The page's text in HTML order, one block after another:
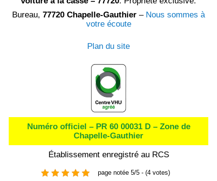
Bureau, 77720 Chapelle-Gauthier – Nous sommes à
votre écoute
Plan du site
Numéro officiel – PR 60 00031 D – Zone de
Chapelle-Gauthier
Établissement enregistré au RCS
page notée 5/5 - (4 votes)